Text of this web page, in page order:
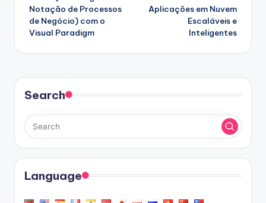
Notação de Processos
de Negócio) com o
Visual Paradigm
Aplicações em Nuvem
Escaláveis e
Inteligentes
Search
Language